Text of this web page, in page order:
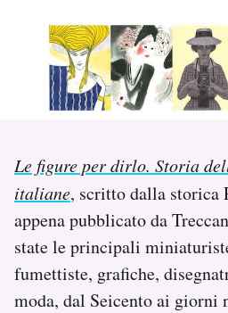
PODCAST
NEWSLETTER
I MIEI PREFERITI
SHOP
CALENDARIO
Le figure per dirlo. Storia
italiane, scritto dalla storica
appena pubblicato da
state le principali
fumettiste, grafiche,
moda, dal Seicento ai giorni